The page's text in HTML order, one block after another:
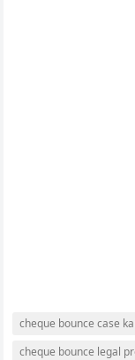
cheque bounce case
cheque bounce legal